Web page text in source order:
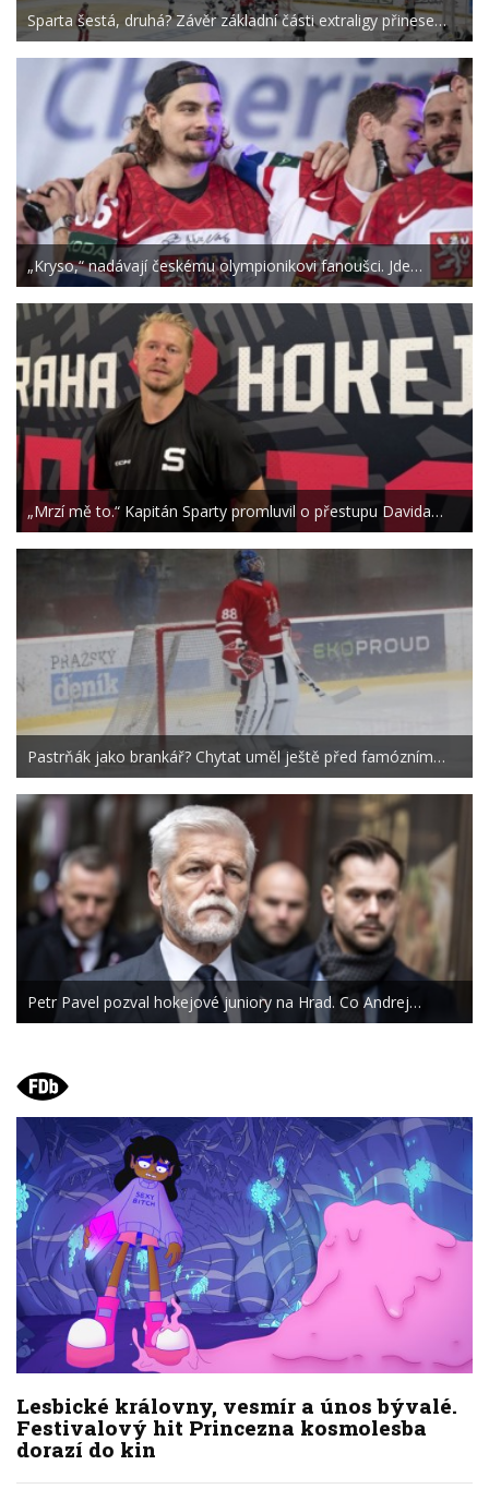
Sparta šestá, druhá? Závěr základní části extraligy přinese…
„Kryso,“ nadávají českému olympionikovi fanoušci. Jde…
„Mrzí mě to.“ Kapitán Sparty promluvil o přestupu Davida…
Pastrňák jako brankář? Chytat uměl ještě před famózním…
Petr Pavel pozval hokejové juniory na Hrad. Co Andrej…
Lesbické královny, vesmír a únos bývalé.
Festivalový hit Princezna kosmolesba
dorazí do kin